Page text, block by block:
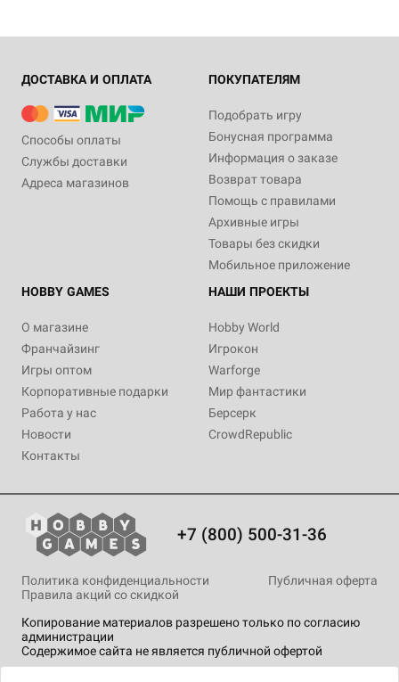
ДОСТАВКА И ОПЛАТА
Способы оплаты
Службы доставки
Адреса магазинов
ПОКУПАТЕЛЯМ
Подобрать игру
Бонусная программа
Информация о заказе
Возврат товара
Помощь с правилами
Архивные игры
Товары без скидки
Мобильное приложение
HOBBY GAMES
О магазине
Франчайзинг
Игры оптом
Корпоративные подарки
Работа у нас
Новости
Контакты
НАШИ ПРОЕКТЫ
Hobby World
Игрокон
Warforge
Мир фантастики
Берсерк
CrowdRepublic
+7 (800) 500-31-36
Копирование материалов разрешено только по согласию
администрации
Содержимое сайта не является публичной офертой
Политика конфиденциальности
Публичная оферта
Правила акций со скидкой